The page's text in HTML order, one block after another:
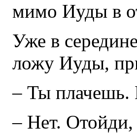
мимо Иуды в
Уже в
ложу Иуды,
– Ты плачешь.
– Нет.